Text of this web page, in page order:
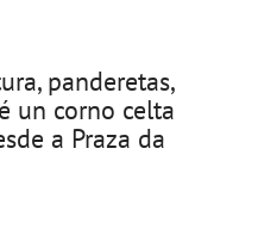
panderetas,
un corno celta
a Praza da